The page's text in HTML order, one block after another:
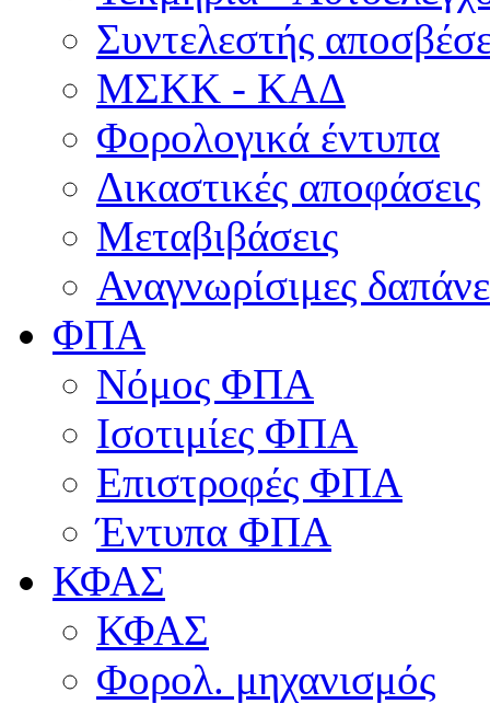
Συντελεστής
ΜΣKΚ - ΚΑΔ
Φορολογικά έντυπα
Δικαστικές αποφάσεις
Μεταβιβάσεις
Αναγνωρίσιμες
ΦΠΑ
Νόμος ΦΠΑ
Ισοτιμίες ΦΠΑ
Επιστροφές ΦΠΑ
Έντυπα ΦΠΑ
ΚΦΑΣ
ΚΦΑΣ
Φορολ. μηχανισμός